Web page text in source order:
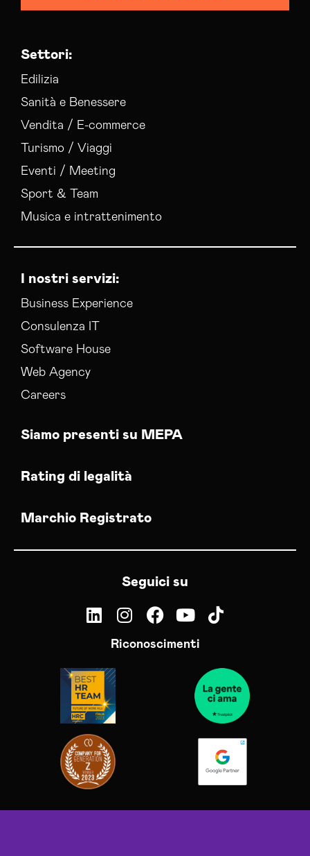
Settori:
Edilizia
Sanità e Benessere
Vendita / E-commerce
Turismo / Viaggi
Eventi / Meeting
Sport & Team
Musica e intrattenimento
I nostri servizi:
Business Experience
Consulenza IT
Software House
Web Agency
Careers
Siamo presenti su MEPA
Rating di legalità
Marchio Registrato
Seguici su
Riconoscimenti